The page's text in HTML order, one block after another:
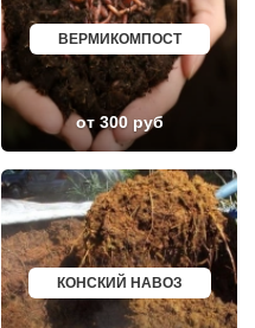
ОЛЕНЕГОРСК
ЛЫСЬВА
НЕРЮНГРИ
АРСК
УДОМЛЯ
АМУРСК
ЧЕБАРКУЛЬ
НОЯБРЬСК
ГОРОХОВЕЦ
КАЛАЧ
БАЛТИЙСК
ЛЮДИНОВО
МЕЩОВСК
ЕЛИЗОВО
КИСЕЛЕВСК
БОГОТОЛ
РУЗАЕВКА
ВЕРМИКОМПОСТ
от 300 руб
КОНСКИЙ НАВОЗ